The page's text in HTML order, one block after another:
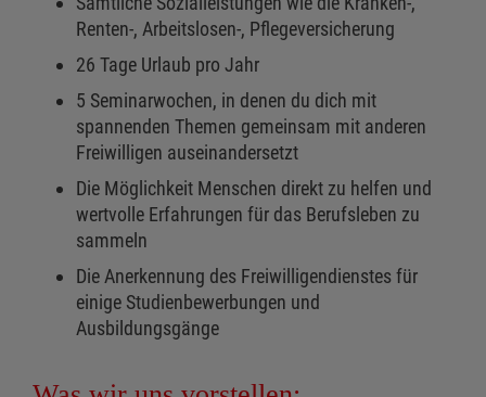
Renten-, Arbeitslosen-, Pflegeversicherung
26 Tage Urlaub pro Jahr
5 Seminarwochen, in denen du dich mit
spannenden Themen gemeinsam mit anderen
Freiwilligen auseinandersetzt
Die Möglichkeit Menschen direkt zu helfen und
wertvolle Erfahrungen für das Berufsleben zu
sammeln
Die Anerkennung des Freiwilligendienstes für
einige Studienbewerbungen und
Ausbildungsgänge